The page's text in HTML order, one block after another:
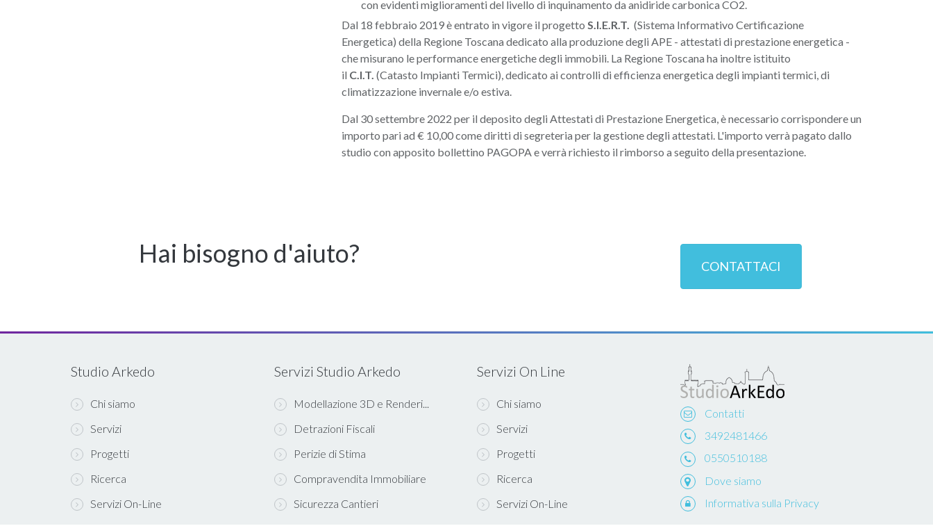
con evidenti miglioramenti del livello di inquinamento da anidiride carbonica CO2.
Dal 18 febbraio 2019 è entrato in vigore il progetto S.I.E.R.T. (Sistema Informativo Certificazione
Energetica) della Regione Toscana dedicato alla produzione degli APE - attestati di prestazione energetica -
che misurano le performance energetiche degli immobili. La Regione Toscana ha inoltre istituito
il C.I.T. (Catasto Impianti Termici), dedicato ai controlli di efficienza energetica degli impianti termici, di
climatizzazione invernale e/o estiva.
Dal 30 settembre 2022 per il deposito degli Attestati di Prestazione Energetica, è necessario corrispondere un
importo pari ad € 10,00 come diritti di segreteria per la gestione degli attestati. L'importo verrà pagato dallo
studio con apposito bollettino PAGOPA e verrà richiesto il rimborso a seguito della presentazione.
Hai bisogno d'aiuto? CONTATTACI
Studio Arkedo
Chi siamo
Servizi
Progetti
Ricerca
Servizi On-Line
Servizi Studio Arkedo
Modellazione 3D e Renderi...
Detrazioni Fiscali
Perizie di Stima
Compravendita Immobiliare
Sicurezza Cantieri
Servizi On Line
Chi siamo
Servizi
Progetti
Ricerca
Servizi On-Line
Contatti
3492481466
0550510188
Dove siamo
Informativa sulla Privacy